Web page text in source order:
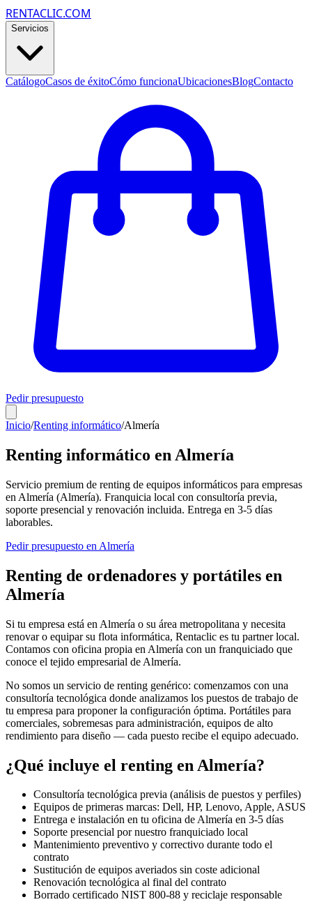
RENTACLIC.COM
Servicios
CatálogoCasos de éxitoCómo funcionaUbicacionesBlogContacto
Pedir presupuesto
Inicio/Renting informático/Almería
Renting informático en Almería
Servicio premium de renting de equipos informáticos para empresas
en Almería (Almería). Franquicia local con consultoría previa,
soporte presencial y renovación incluida. Entrega en 3-5 días
laborables.
Pedir presupuesto en Almería
Renting de ordenadores y portátiles en
Almería
Si tu empresa está en Almería o su área metropolitana y necesita
renovar o equipar su flota informática, Rentaclic es tu partner local.
Contamos con oficina propia en Almería con un franquiciado que
conoce el tejido empresarial de Almería.
No somos un servicio de renting genérico: comenzamos con una
consultoría tecnológica donde analizamos los puestos de trabajo de
tu empresa para proponer la configuración óptima. Portátiles para
comerciales, sobremesas para administración, equipos de alto
rendimiento para diseño — cada puesto recibe el equipo adecuado.
¿Qué incluye el renting en Almería?
Consultoría tecnológica previa (análisis de puestos y perfiles)
Equipos de primeras marcas: Dell, HP, Lenovo, Apple, ASUS
Entrega e instalación en tu oficina deAlmería en 3-5 días
Soporte presencial por nuestro franquiciado local
Mantenimiento preventivo y correctivo durante todo el
contrato
Sustitución de equipos averiados sin coste adicional
Renovación tecnológica al final del contrato
Borrado certificado NIST 800-88 y reciclaje responsable